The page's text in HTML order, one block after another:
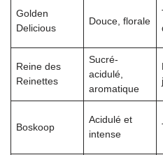
Golden
Delicious
Douce, florale
Reine des
Reinettes
Sucré-
acidulé,
aromatique
Boskoop
Acidulé et
intense